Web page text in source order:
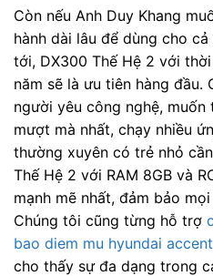
Còn nếu Anh Duy Khang
hành dài lâu để dùng cho
tới, DX300 Thế Hệ 2 với
năm sẽ là ưu tiên hàng đầu.
người yêu công nghệ, muốn
mượt mà nhất, chạy nhiều
thường xuyên có trẻ nhỏ
Thế Hệ 2 với RAM 8GB và
mạnh mẽ nhất, đảm bảo
Chúng tôi cũng từng hỗ trợ
bao diem mu hyundai
cho thấy sự đa dạng trong